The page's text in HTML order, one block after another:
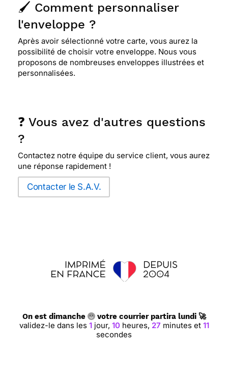
🖌️ Comment personnaliser
l'enveloppe ?
Après avoir sélectionné votre carte, vous aurez la
possibilité de choisir votre enveloppe. Nous vous
proposons de nombreuses enveloppes illustrées et
personnalisées.
❓ Vous avez d'autres questions
?
Contactez notre équipe du service client, vous aurez
une réponse rapidement !
Contacter le S.A.V.
On est dimanche votre courrier partira lundi 🚀
validez-le dans les 1jour, 10heures, 27minutes et 10
secondes